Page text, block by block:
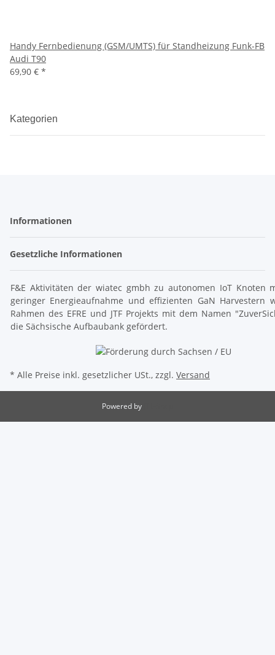
Handy Fernbedienung (GSM/UMTS) für Standheizung Funk-FB
Audi T90
69,90 € *
Kategorien
Informationen
Gesetzliche Informationen
F&E Aktivitäten der wiatec gmbh zu autonomen IoT Knoten
geringer Energieaufnahme und effizienten GaN Harvestern
Rahmen des EFRE und JTF Projekts mit dem Namen
die Sächsische Aufbaubank gefördert.
* Alle Preise inkl. gesetzlicher USt., zzgl. Versand
Powered by